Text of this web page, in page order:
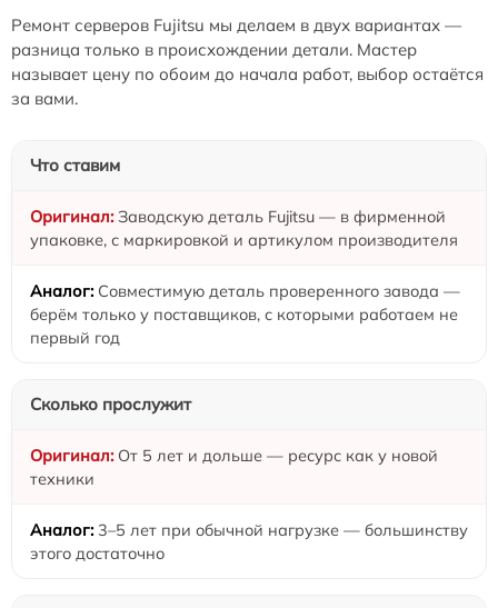
Ремонт серверов Fujitsu мы делаем в двух вариантах —
разница только в происхождении детали. Мастер
называет цену по обоим до начала работ, выбор остаётся
за вами.
Что ставим
Заводскую деталь Fujitsu — в фирменной
упаковке, с маркировкой и артикулом производителя
Совместимую деталь проверенного завода —
берём только у поставщиков, с которыми работаем не
первый год
Сколько прослужит
От 5 лет и дольше — ресурс как у новой
техники
3–5 лет при обычной нагрузке — большинству
этого достаточно